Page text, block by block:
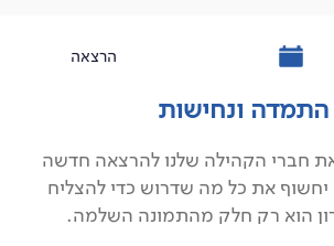
הרצאה
ונחישות
חברי הקהילה שלנו להרצאה חדשה
יחשוף את כל מה שדרוש כדי להצליח
הוא רק חלק מהתמונה השלמה.